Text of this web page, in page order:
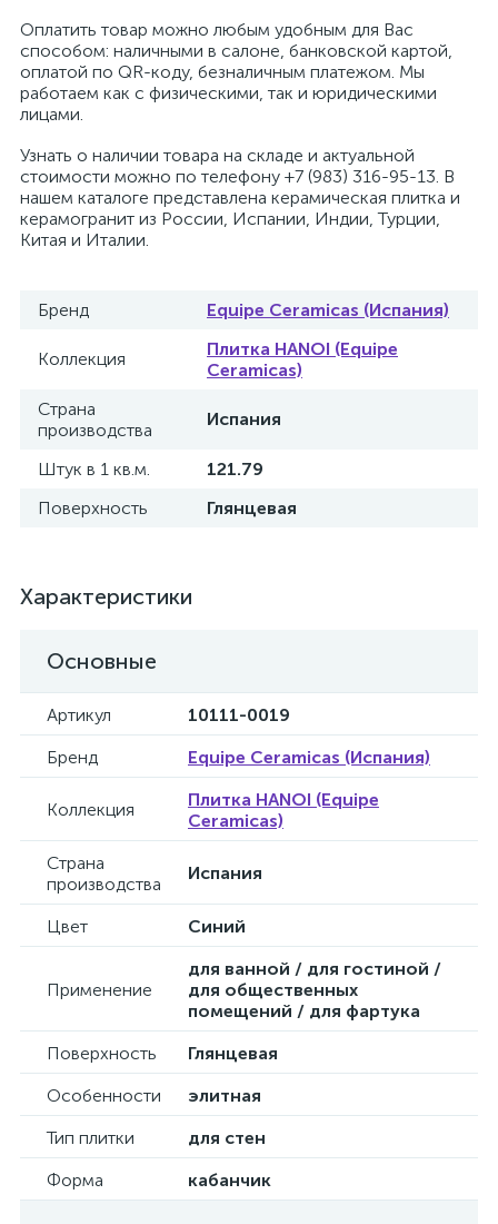
Оплатить товар можно любым удобным для Вас
способом: наличными в салоне, банковской картой,
оплатой по QR-коду, безналичным платежом. Мы
работаем как с физическими, так и юридическими
лицами.
Узнать о наличии товара на складе и актуальной
стоимости можно по телефону +7 (983) 316-95-13. В
нашем каталоге представлена керамическая плитка и
керамогранит из России, Испании, Индии, Турции,
Китая и Италии.
Бренд Equipe Ceramicas (Испания)
Коллекция
Плитка HANOI (Equipe
Ceramicas)
Страна
производства
Испания
Штук в 1 кв.м.
121.79
Поверхность
Глянцевая
Характеристики
Основные
Артикул
10111-0019
Бренд
Equipe Ceramicas (Испания)
Коллекция
Плитка HANOI (Equipe
Ceramicas)
Страна
производства
Испания
Цвет Синий
Применение
для ванной / для гостиной /
для общественных
помещений / для фартука
Поверхность
Глянцевая
Особенности
элитная
Тип плитки
для стен
Форма
кабанчик